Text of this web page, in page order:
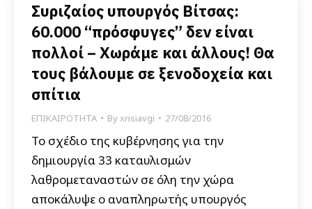
Συριζαίος υπουργός Βίτσας:
60.000 “πρόσφυγες” δεν είναι
πολλοί – Χωράμε και άλλους! Θα
τους βάλουμε σε ξενοδοχεία και
σπίτια
ΕΠΙΚΑΙΡΟΤΗΤΑ Byxrisiavgi 27/08/2016
Το σχέδιο της κυβέρνησης για την
δημιουργία 33 καταυλισμών
λαθρομεταναστών σε όλη την χώρα
αποκάλυψε ο αναπληρωτής υπουργός